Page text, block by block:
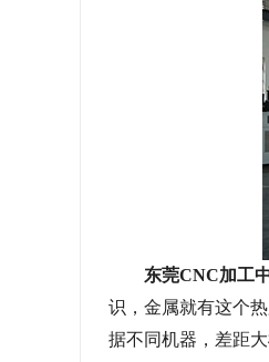
东莞CNC加工
识，金属就有这个
据不同机器，差距